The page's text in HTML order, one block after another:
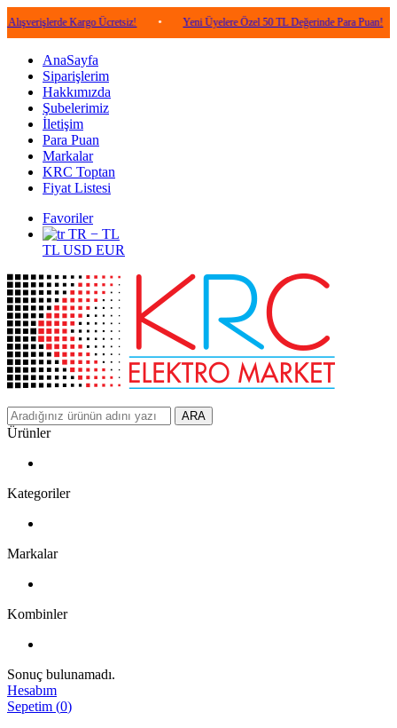
Kargo Ücretsiz! • Yeni Üyelere Özel 50 TL Değerinde Para Puan! •
AnaSayfa
Siparişlerim
Hakkımızda
Şubelerimiz
İletişim
Para Puan
Markalar
KRC Toptan
Fiyat Listesi
Favoriler
TR − TL
TL USD EUR
ARA
Ürünler
Kategoriler
Markalar
Kombinler
Sonuç bulunamadı.
Hesabım
Sepetim (0)